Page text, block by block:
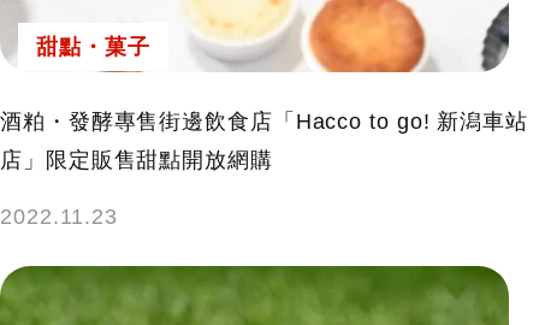
甜點・菓子
酒粕・發酵專售街邊飲食店「Hacco to go! 新潟車站
店」限定販售甜點開放網購
2022.11.23